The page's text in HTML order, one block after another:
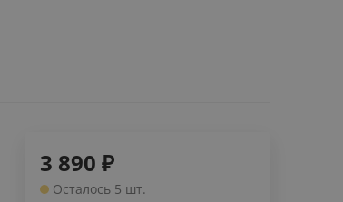
3 890 ₽
Осталось 5 шт.